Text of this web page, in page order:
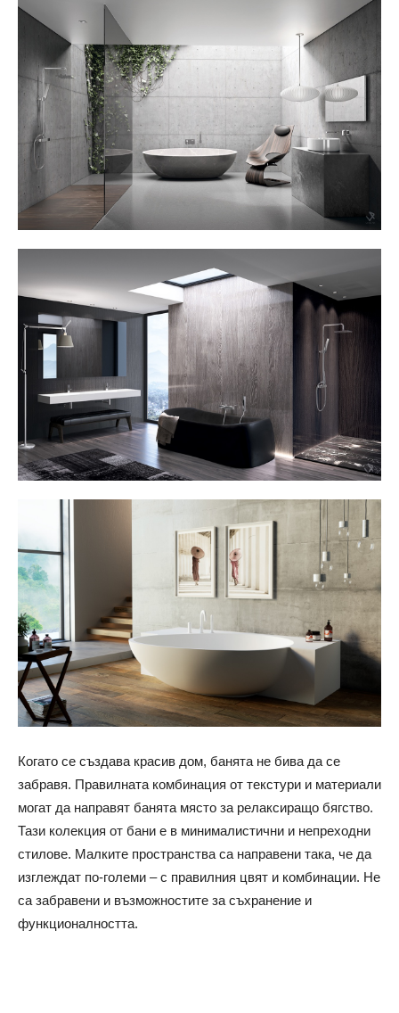
Когато се създава красив дом, банята не бива да се
забравя. Правилната комбинация от текстури и материали
могат да направят банята място за релаксиращо бягство.
Тази колекция от бани е в минималистични и непреходни
стилове. Малките пространства са направени така, че да
изглеждат по-големи – с правилния цвят и комбинации. Не
са забравени и възможностите за съхранение и
функционалността.